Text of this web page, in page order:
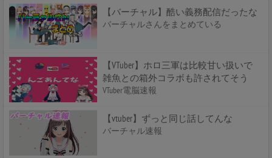
【バーチャル】酷い義務配信だったな
バーチャルさんをまとめている
【VTuber】ホロ三軍は比較甘い扱いで
雑魚との箱外コラボも許されてそう
VTuber電脳速報
【vtuber】ずっと同じ話してんな
バーチャル速報